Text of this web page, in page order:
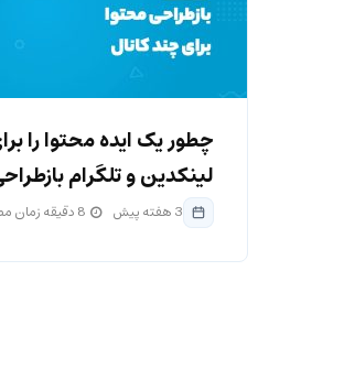
چطور یک ایده محتوا را
لینکدین و تلگرام
3 هفته پیش 8 دقیقه زمان مطالعه